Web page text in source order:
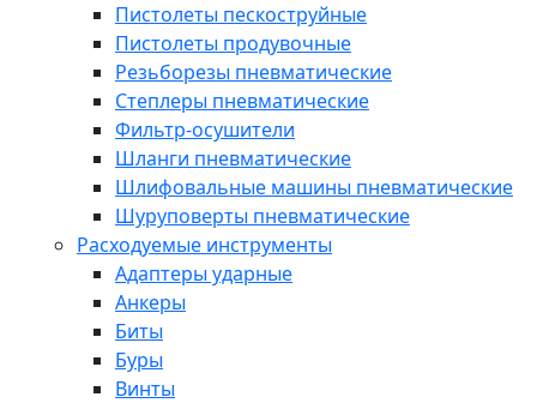
Пистолеты пескоструйные
Пистолеты продувочные
Резьборезы пневматические
Степлеры пневматические
Фильтр-осушители
Шланги пневматические
Шлифовальные машины пневматические
Шуруповерты пневматические
Расходуемые инструменты
Адаптеры ударные
Анкеры
Биты
Буры
Винты